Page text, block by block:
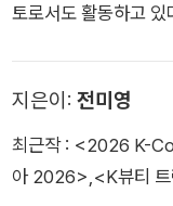
토로서도 활동하고
드수업』, 『K뷰티 트렌
드, 뉴욕 임파서블』,
서적을 냈다. 온라인
지은이: 전미영
최근작 : <2026 K-
아 2026>,<K뷰티